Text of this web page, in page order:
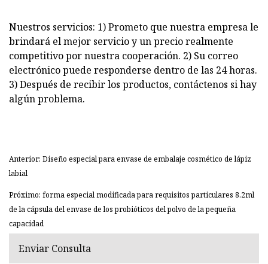
Nuestros servicios: 1) Prometo que nuestra empresa le
brindará el mejor servicio y un precio realmente
competitivo por nuestra cooperación. 2) Su correo
electrónico puede responderse dentro de las 24 horas.
3) Después de recibir los productos, contáctenos si hay
algún problema.
Anterior: Diseño especial para envase de embalaje cosmético de lápiz
labial
Próximo: forma especial modificada para requisitos particulares 8.2ml
de la cápsula del envase de los probióticos del polvo de la pequeña
capacidad
Enviar Consulta